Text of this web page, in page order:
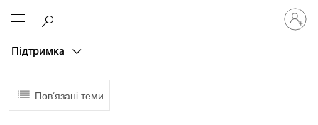
Підтримка
Увійдіть
свій
запис
Пов’язані теми